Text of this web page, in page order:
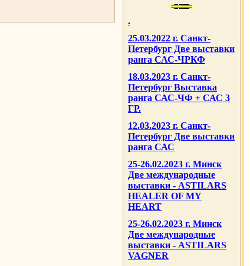
.
25.03.2022 г. Санкт-
Петербург Две выставки
ранга САС-ЧРКФ
18.03.2023 г. Санкт-
Петербург Выставка
ранга САС-ЧФ + САС 3
ГР.
12.03.2023 г. Санкт-
Петербург Две выставки
ранга САС
25-26.02.2023 г. Минск
Две международные
выставки - ASTILARS
HEALER OF MY
HEART
25-26.02.2023 г. Минск
Две международные
выставки - ASTILARS
VAGNER